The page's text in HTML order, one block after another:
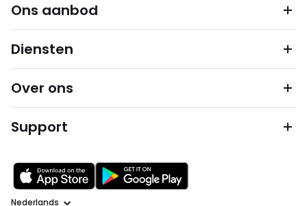
Ons aanbod
Diensten
Over ons
Support